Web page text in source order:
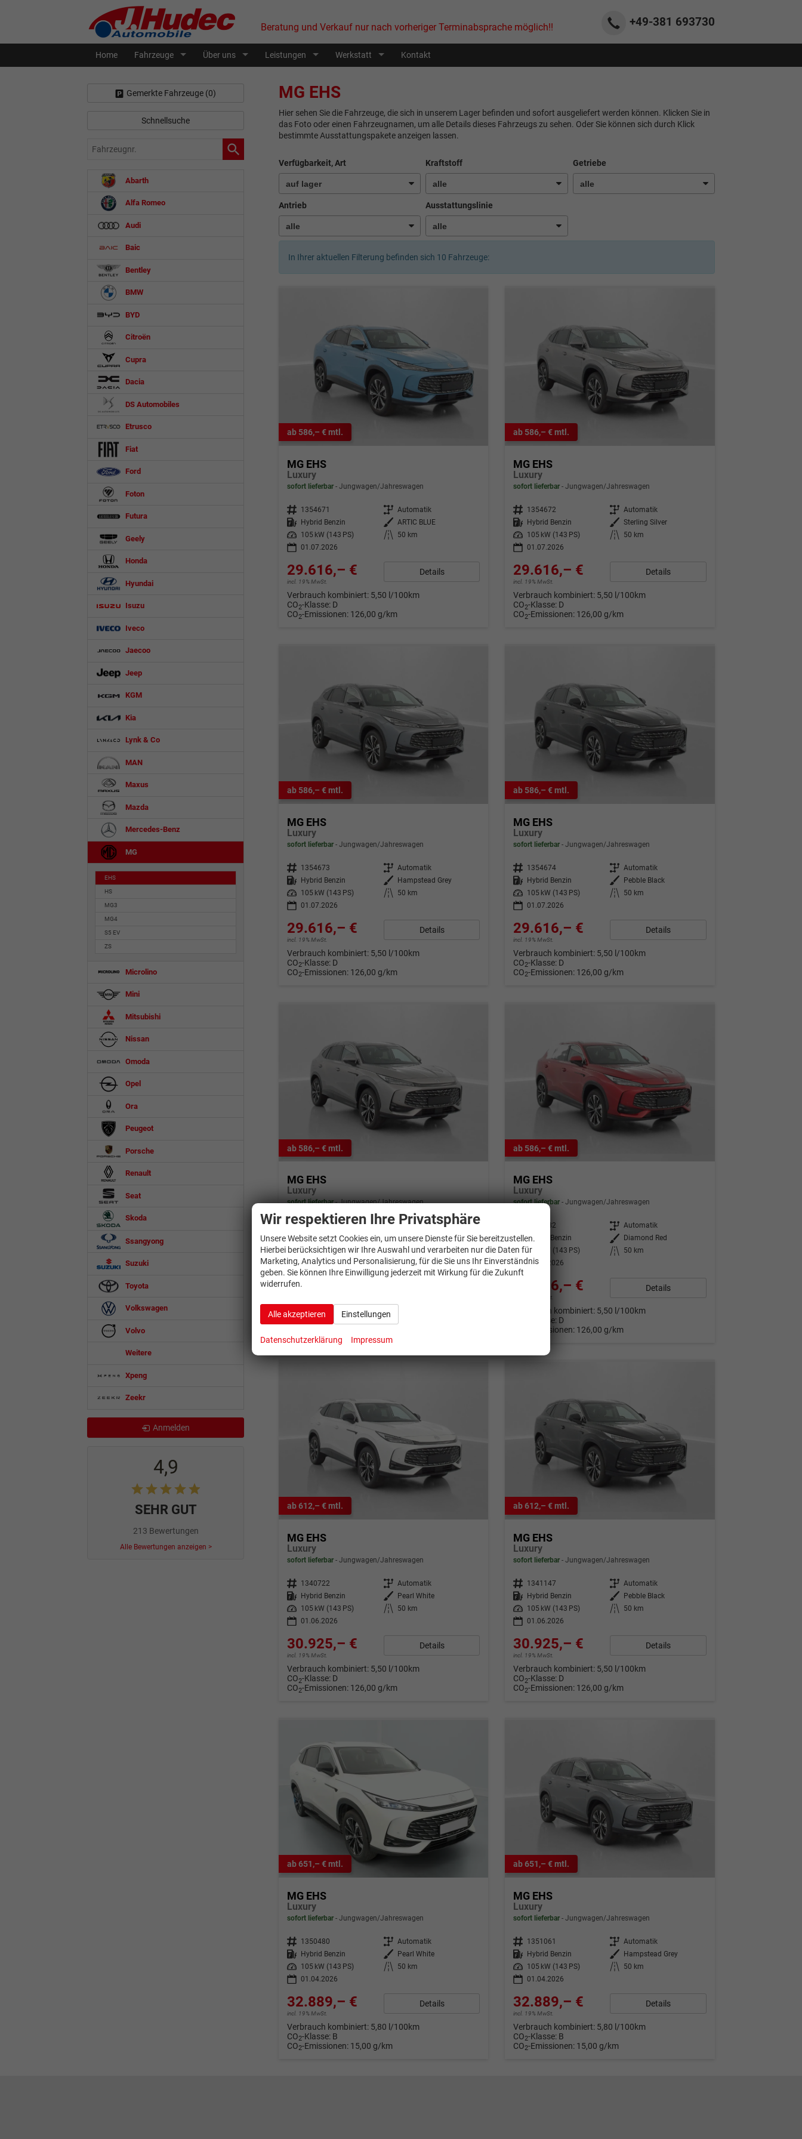
+49-381 693730
Beratung und Verkauf nur nach vorheriger Terminabsprache möglich!!
Home Fahrzeuge Über uns Leistungen Werkstatt Kontakt
MG EHS
Hier sehen Sie die Fahrzeuge, die sich in unserem Lager befinden und sofort ausgeliefert werden können. Klicken Sie in
das Foto oder einen Fahrzeugnamen, um alle Details dieses Fahrzeugs zu sehen. Oder Sie können sich durch Klick
bestimmte Ausstattungspakete anzeigen lassen.
Verfügbarkeit, Art Kraftstoff Getriebe
Antrieb Ausstattungslinie
In Ihrer aktuellen Filterung befinden sich 10 Fahrzeuge:
ab 586,– € mtl.
MG EHS
Luxury
sofort lieferbar Jungwagen/Jahreswagen
Fahrzeugnr. 1354671 Getriebe Automatik
Kraftstoff
Hybrid Benzin Außenfarbe ARTIC BLUE
Leistung
105 kW (143 PS) Kilometerstand
50 km
01.07.2026
29.616,– €
incl. 19% MwSt.
Details
Verbrauch kombiniert: 5,50 l/100km
CO2-Klasse: D
CO2-Emissionen: 126,00 g/km
ab 586,– € mtl.
MG EHS
Luxury
sofort lieferbar Jungwagen/Jahreswagen
Fahrzeugnr. 1354672 Getriebe Automatik
Kraftstoff
Hybrid Benzin Außenfarbe Sterling Silver
Leistung
105 kW (143 PS) Kilometerstand
50 km
01.07.2026
29.616,– €
incl. 19% MwSt.
Details
Verbrauch kombiniert: 5,50 l/100km
CO2-Klasse: D
CO2-Emissionen: 126,00 g/km
ab 586,– € mtl.
MG EHS
Luxury
sofort lieferbar Jungwagen/Jahreswagen
Fahrzeugnr. 1354673 Getriebe Automatik
Kraftstoff Hybrid Benzin Außenfarbe
Hampstead Grey
Leistung
105 kW (143 PS) Kilometerstand
50 km
01.07.2026
29.616,– €
incl. 19% MwSt.
Details
Verbrauch kombiniert: 5,50 l/100km
CO2-Klasse: D
CO2-Emissionen: 126,00 g/km
ab 586,– € mtl.
MG EHS
Luxury
sofort lieferbar Jungwagen/Jahreswagen
Fahrzeugnr. 1354674 Getriebe Automatik
Kraftstoff Hybrid Benzin Außenfarbe
Pebble Black
Leistung
105 kW (143 PS) Kilometerstand
50 km
01.07.2026
29.616,– €
incl. 19% MwSt.
Details
Verbrauch kombiniert: 5,50 l/100km
CO2-Klasse: D
CO2-Emissionen: 126,00 g/km
ab 586,– € mtl.
MG EHS
Luxury
sofort lieferbar Jungwagen/Jahreswagen
Fahrzeugnr. 1354675 Getriebe
Automatik
Kraftstoff Hybrid Benzin Außenfarbe
Sterling Silver
Leistung
105 kW (143 PS) Kilometerstand 50 km
01.06.2026
29.616,– €
Verbrauch kombiniert:5,50 l/100km
CO2-Klasse:
ab 586,– € mtl.
MG EHS
Luxury
sofort lieferbar Jungwagen/Jahreswagen
1354682 Getriebe Automatik
Kraftstoff
Hybrid Benzin Außenfarbe
Diamond Red
Leistung
105 kW (143 PS) Kilometerstand
50 km
01.05.2026
29.616,– €
incl. 19% MwSt.
Details
Verbrauch kombiniert: 5,50 l/100km
-Klasse: D
-Emissionen: 126,00 g/km
ab 612,– € mtl.
MG EHS
Luxury
sofort lieferbar Jungwagen/Jahreswagen
Fahrzeugnr. 1340722 Getriebe Automatik
Kraftstoff
Hybrid Benzin Außenfarbe
Pearl White
Leistung
105 kW (143 PS) Kilometerstand
50 km
01.06.2026
30.925,– €
incl. 19% MwSt.
Details
Verbrauch kombiniert: 5,50 l/100km
CO2-Klasse: D
CO2-Emissionen: 126,00 g/km
ab 612,– € mtl.
MG EHS
Luxury
sofort lieferbar Jungwagen/Jahreswagen
Fahrzeugnr. 1341147 Getriebe Automatik
Kraftstoff
Hybrid Benzin Außenfarbe
Pebble Black
Leistung
105 kW (143 PS) Kilometerstand
50 km
01.06.2026
30.925,– €
incl. 19% MwSt.
Details
Verbrauch kombiniert: 5,50 l/100km
CO2-Klasse: D
CO2-Emissionen: 126,00 g/km
ab 651,– € mtl.
MG EHS
Luxury
sofort lieferbar Jungwagen/Jahreswagen
Fahrzeugnr. 1350480 Getriebe Automatik
Kraftstoff Hybrid Benzin Außenfarbe
Pearl White
Leistung
105 kW (143 PS) Kilometerstand
50 km
01.04.2026
32.889,– €
incl. 19% MwSt.
Details
Verbrauch kombiniert: 5,80 l/100km
CO2-Klasse: B
CO2-Emissionen: 15,00 g/km
ab 651,– € mtl.
MG EHS
Luxury
sofort lieferbar Jungwagen/Jahreswagen
Fahrzeugnr. 1351061 Getriebe Automatik
Kraftstoff Hybrid Benzin Außenfarbe
Hampstead Grey
Leistung
105 kW (143 PS) Kilometerstand
50 km
01.04.2026
32.889,– €
incl. 19% MwSt.
Details
Verbrauch kombiniert: 5,80 l/100km
CO2-Klasse: B
CO2-Emissionen: 15,00 g/km
Gemerkte Fahrzeuge (0)
Schnellsuche
Fahrzeugnr.
Abarth
Alfa Romeo
Audi
Baic
Bentley
BMW
BYD
Citroën
Cupra
Dacia
DS Automobiles
Etrusco
Fiat
Ford
Foton
Futura
Geely
Honda
Hyundai
Isuzu
Iveco
Jaecoo
Jeep
KGM
Kia
Lynk & Co
MAN
Maxus
Mazda
Mercedes-Benz
MG
EHS
HS
MG3
MG4
S5 EV
ZS
Microlino
Mini
Mitsubishi
Nissan
Omoda
Opel
Ora
Peugeot
Porsche
Renault
Seat
Skoda
Ssangyong
Suzuki
Toyota
Volkswagen
Volvo
Weitere
Xpeng
Zeekr
Anmelden
4,9
SEHR GUT
213 Bewertungen
Alle Bewertungen anzeigen >
Wir respektieren Ihre Privatsphäre
Unsere Website setzt Cookies ein, um unsere Dienste für Sie bereitzustellen.
Hierbei berücksichtigen wir Ihre Auswahl und verarbeiten nur die Daten für
Marketing, Analytics und Personalisierung, für die Sie uns Ihr Einverständnis
geben. Sie können Ihre Einwilligung jederzeit mit Wirkung für die Zukunft
widerrufen.
Alle akzeptieren Einstellungen
Datenschutzerklärung Impressum